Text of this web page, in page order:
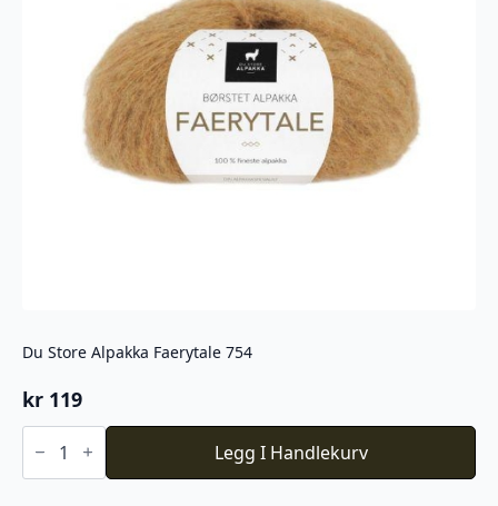
Du Store Alpakka Faerytale 754
kr 119
Du
Store
Faerytale
Legg I Handlekurv